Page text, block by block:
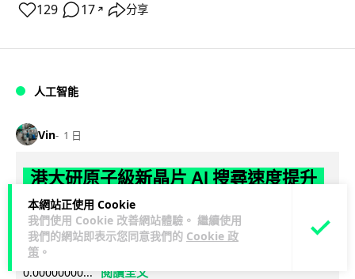
本網站正使用 Cookie
我們使用 Cookie 改善網站體驗。 繼續使用
我們的網站即表示您同意我們的 Cookie 政
策 。
129 17 ↗ 分享
人工智能
Vin 1 日
港大研原子級新晶片 AI 搜尋速度提升
一億倍 手機人臉識別免上雲端
香港大學團隊成功研發原子級厚度的「模擬存內搜尋」晶片，
比傳統 CPU 搜尋速度快約 1 億倍，延遲低至 36 皮秒（即
0.00000000... 閱讀全文